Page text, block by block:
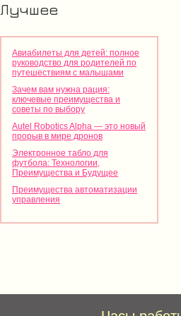
Лучшее
Авиабилеты для детей: полное
руководство для родителей по
путешествиям с малышами
Зачем вам нужна рация:
ключевые преимущества и
советы по выбору
Autel Robotics Alpha — это новый
прорыв в мире дронов
Электронное табло для
футбола: Технологии,
Преимущества и Будущее
Преимущества автоматизации
управления